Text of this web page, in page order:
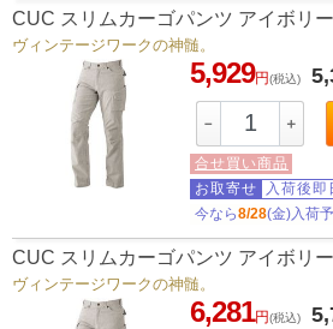
CUC スリムカーゴパンツ アイボリ
ヴィンテージワークの神髄。
5,929円(税込)
－ ＋
合せ買い商品
お取寄せ
入荷後即
今なら8/28(金)入荷
CUC スリムカーゴパンツ アイボリ
ヴィンテージワークの神髄。
6,281円(税込)